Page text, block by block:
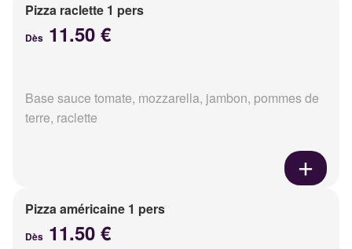
Pizza raclette 1 pers
Dès 11.50 €
Base sauce tomate, mozzarella, jambon, pommes de
terre, raclette
Pizza américaine 1 pers
Dès 11.50 €